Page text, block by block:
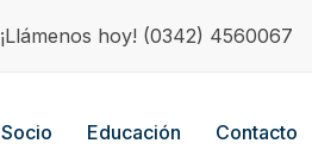
¡Llámenos hoy! (0342) 4560067
Socio Educación Contacto